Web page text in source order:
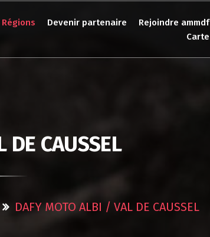
Devenir partenaire
Rejoindre ammdf
Carte
DE CAUSSEL
DAFY MOTO ALBI / VAL DE CAUSSEL